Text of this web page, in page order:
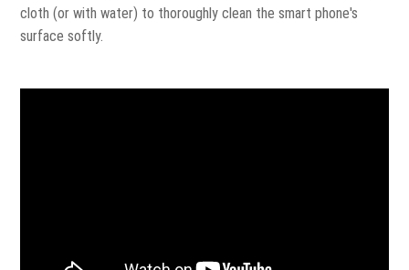
cloth (or with water) to thoroughly clean the smart phone's
surface softly.